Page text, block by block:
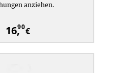
anziehen.
16,90€